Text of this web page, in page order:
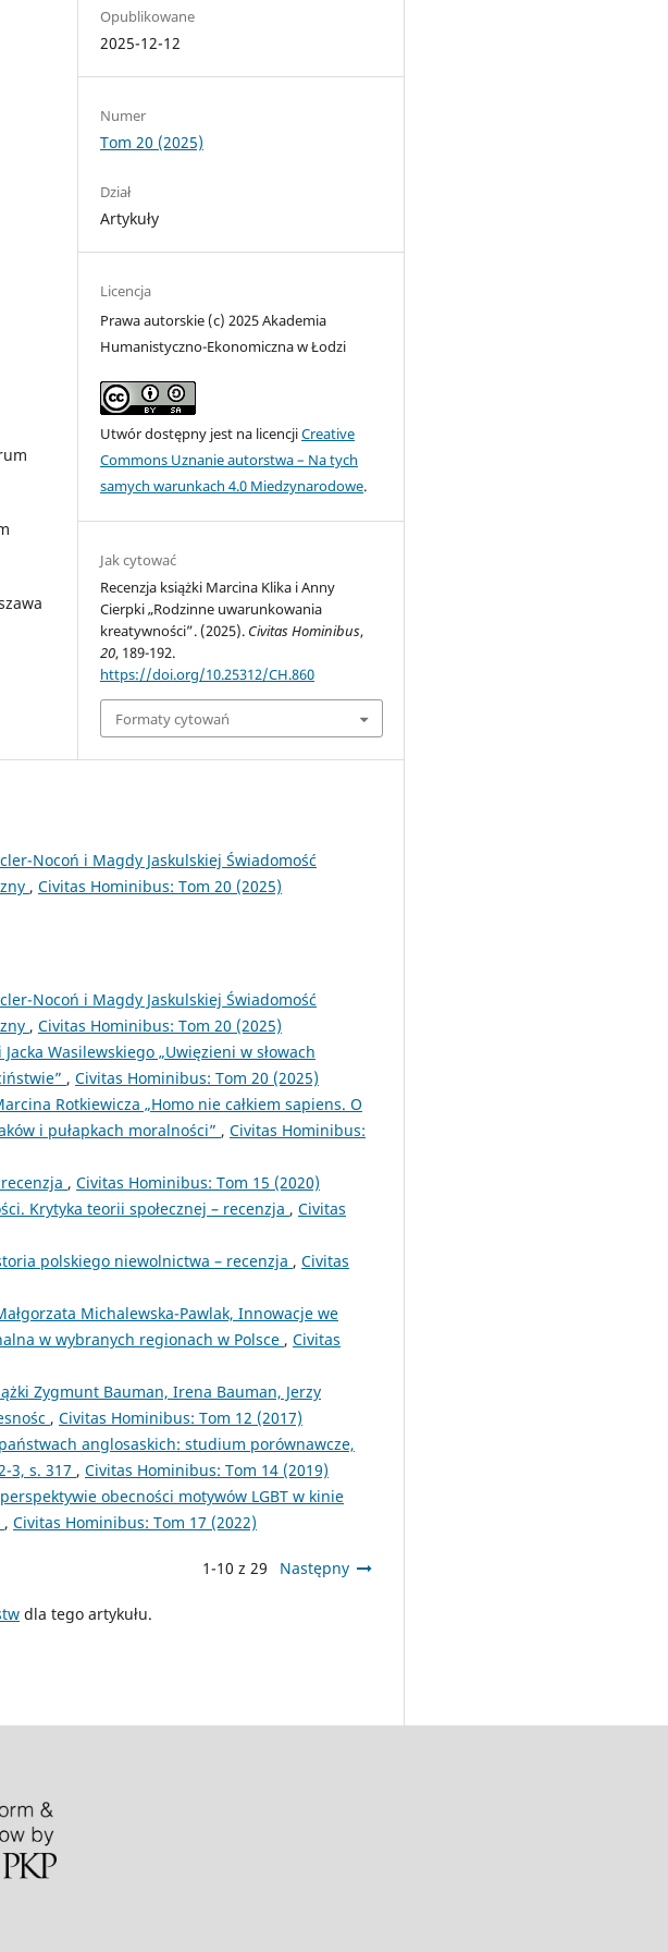
Opublikowane
2025-12-12
Numer
Tom 20 (2025)
Dział
Artykuły
Licencja
Prawa autorskie (c) 2025 Akademia
Humanistyczno-Ekonomiczna w Łodzi
Utwór dostępny jest na licencjiCreative
Commons Uznanie autorstwa – Na tych
samych warunkach 4.0 Miedzynarodowe.
Jak cytować
Recenzja książki Marcina Klika i Anny
Cierpki „Rodzinne uwarunkowania
kreatywności”. (2025). Civitas Hominibus,
20, 189-192.
https://doi.org/10.25312/CH.860
Formaty cytowań
Nocoń i Magdy Jaskulskiej Świadomość
, Civitas Hominibus: Tom 20 (2025)
Nocoń i Magdy Jaskulskiej Świadomość
, Civitas Hominibus: Tom 20 (2025)
Wasilewskiego „Uwięzieni w słowach
, Civitas Hominibus: Tom 20 (2025)
Rotkiewicza „Homo nie całkiem sapiens. O
i pułapkach moralności” , Civitas Hominibus:
, Civitas Hominibus: Tom 15 (2020)
Krytyka teorii społecznej – recenzja , Civitas
polskiego niewolnictwa – recenzja , Civitas
Michalewska-Pawlak, Innowacje we
w wybranych regionach w Polsce , Civitas
Zygmunt Bauman, Irena Bauman, Jerzy
, Civitas Hominibus: Tom 12 (2017)
anglosaskich: studium porównawcze,
3, s. 317 , Civitas Hominibus: Tom 14 (2019)
obecności motywów LGBT w kinie
, Civitas Hominibus: Tom 17 (2022)
1-10 z 29 Następny
dla tego artykułu.